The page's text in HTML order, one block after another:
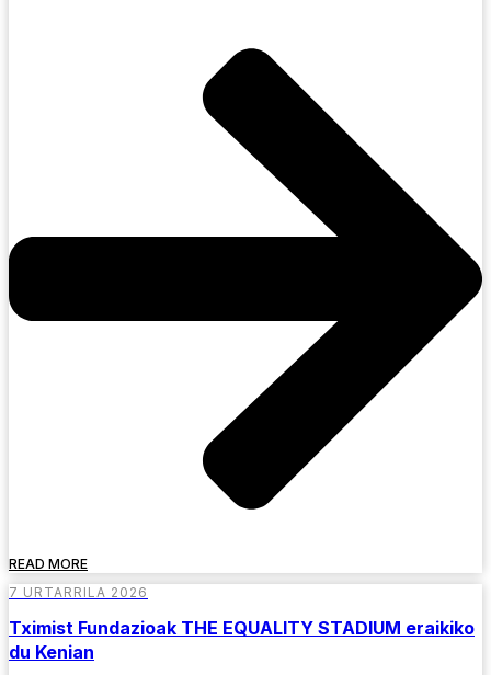
READ MORE
7 URTARRILA 2026
Tximist Fundazioak THE EQUALITY STADIUM eraikiko
du Kenian